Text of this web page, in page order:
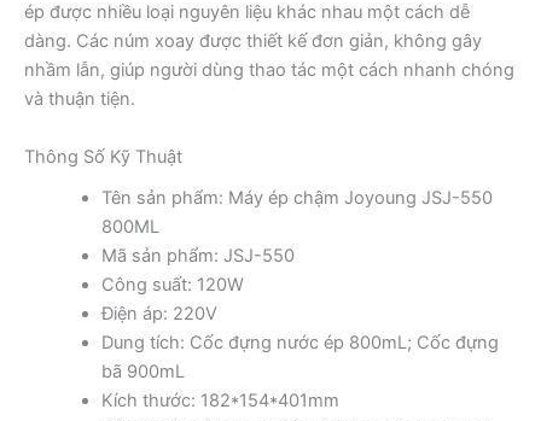
ép được nhiều loại nguyên liệu khác nhau một cách dễ
dàng. Các núm xoay được thiết kế đơn giản, không gây
nhầm lẫn, giúp người dùng thao tác một cách nhanh chóng
và thuận tiện.
Thông Số Kỹ Thuật
Tên sản phẩm: Máy ép chậm Joyoung JSJ-550
800ML
Mã sản phẩm: JSJ-550
Công suất: 120W
Điện áp: 220V
Dung tích: Cốc đựng nước ép 800mL; Cốc đựng
bã 900mL
Kích thước: 182*154*401mm